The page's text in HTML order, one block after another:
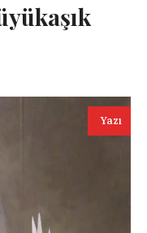
Yazı